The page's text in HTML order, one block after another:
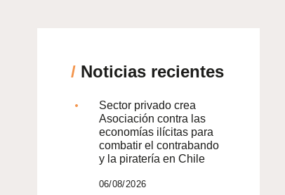
/Noticias recientes
Sector privado crea
Asociación contra las
economías ilícitas para
combatir el contrabando
y la piratería en Chile
06/08/2026